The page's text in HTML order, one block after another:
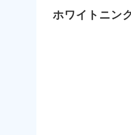
ホワイトニン